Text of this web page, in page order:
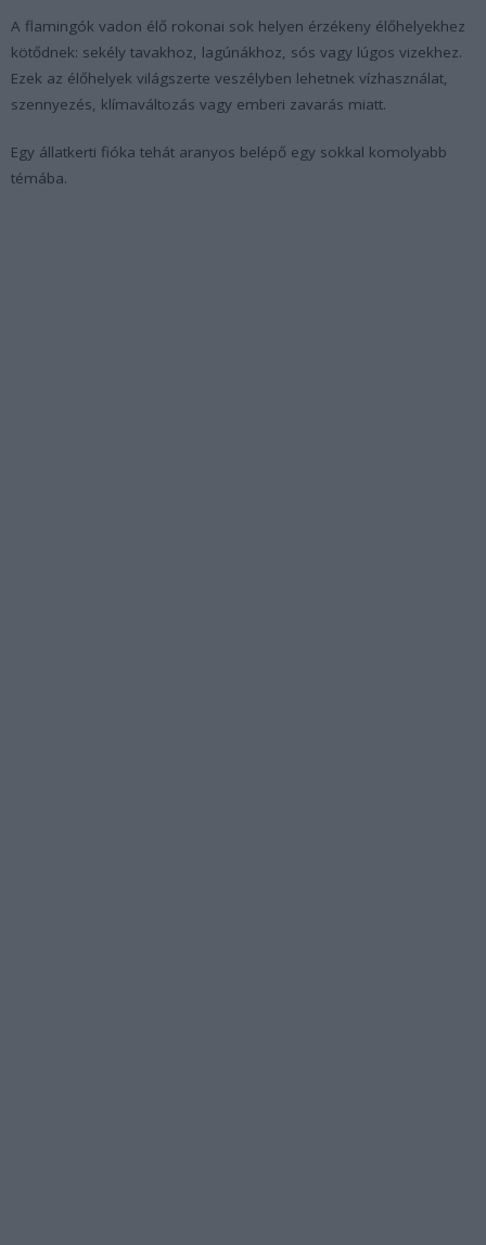
A flamingók vadon élő rokonai sok helyen érzékeny élőhelyekhez
kötődnek: sekély tavakhoz, lagúnákhoz, sós vagy lúgos vizekhez.
Ezek az élőhelyek világszerte veszélyben lehetnek vízhasználat,
szennyezés, klímaváltozás vagy emberi zavarás miatt.
Egy állatkerti fióka tehát aranyos belépő egy sokkal komolyabb
témába.